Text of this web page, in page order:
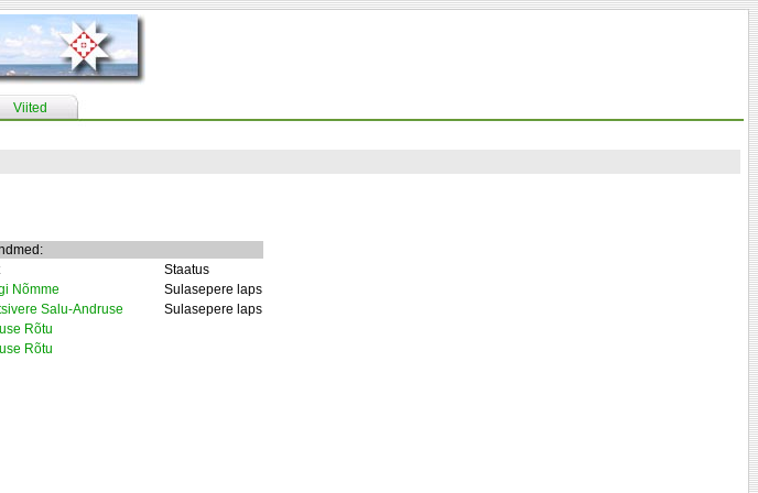
Viited
Staatus
Nõmme
Sulasepere laps
Salu-Andruse
Sulasepere laps
Rõtu
Rõtu